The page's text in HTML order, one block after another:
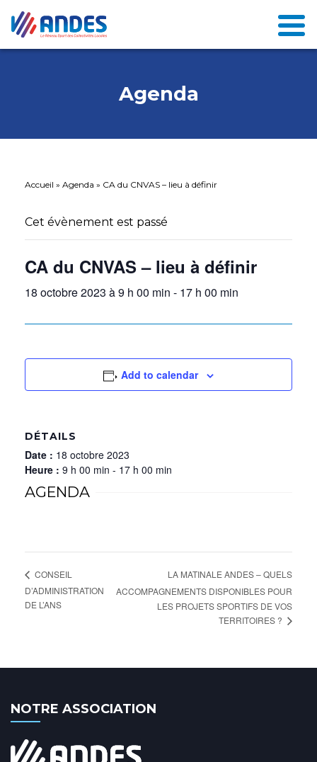
Agenda
Accueil » Agenda » CA du CNVAS – lieu à définir
Cet évènement est passé
CA du CNVAS – lieu à définir
18 octobre 2023 à 9 h 00 min - 17 h 00 min
Add to calendar
DÉTAILS
Date : 18 octobre 2023
Heure : 9 h 00 min - 17 h 00 min
AGENDA
CONSEIL
D’ADMINISTRATION
DE L’ANS
LA MATINALE ANDES – QUELS
ACCOMPAGNEMENTS DISPONIBLES POUR
LES PROJETS SPORTIFS DE VOS
TERRITOIRES ?
NOTRE ASSOCIATION